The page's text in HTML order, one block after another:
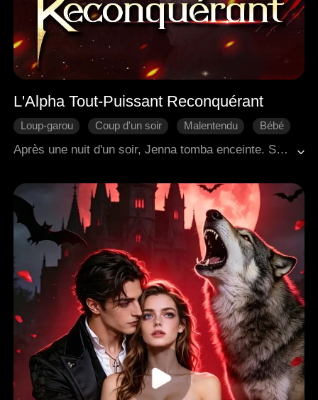
L'Alpha Tout-Puissant Reconquérant
Loup-garou Coup d'un soir Malentendu
Bébé
Bonne Fin
Après une nuit d'un soir, Jenna tomba enceinte. Sous l'incitation de sa belle-mère, le père Alpha de Jenna chercha à la punir. Carl, quant à lui, nia catégoriquement toute implication avec Jenna… Contrainte de fuir avec son enfant à naître, Jenna erra seule à travers le monde. Cinq ans plus tard, des retrouvailles inattendues révélèrent une vérité bouleversante — ils étaient en réalité l'âme sœur prédestinée l'un de l'autre depuis le début.